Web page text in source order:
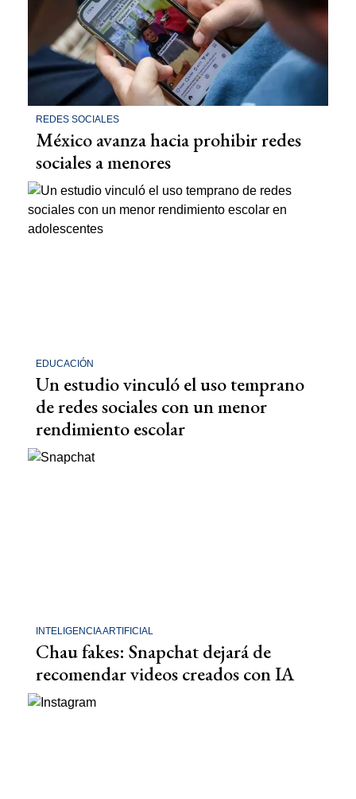
REDES SOCIALES
México avanza hacia prohibir redes
sociales a menores
EDUCACIÓN
Un estudio vinculó el uso temprano
de redes sociales con un menor
rendimiento escolar
INTELIGENCIA ARTIFICIAL
Chau fakes: Snapchat dejará de
recomendar videos creados con IA